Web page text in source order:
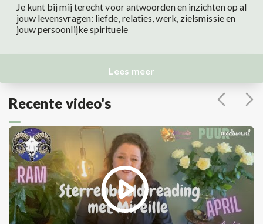
Je kunt bij mij terecht voor antwoorden en inzichten op al
jouw levensvragen: liefde, relaties, werk, zielsmissie en
jouw persoonlijke spirituele
Lees meer
Recente video's